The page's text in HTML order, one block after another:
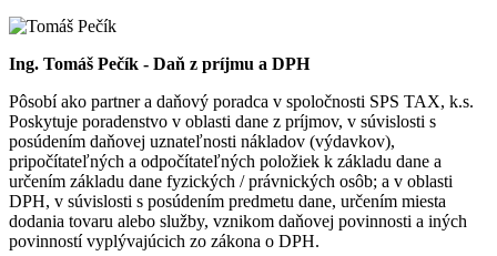
Ing. Tomáš Pečík - Daň z príjmu a DPH
Pôsobí ako partner a daňový poradca v spoločnosti SPS TAX, k.s.
Poskytuje poradenstvo v oblasti dane z príjmov, v súvislosti s
posúdením daňovej uznateľnosti nákladov (výdavkov),
pripočítateľných a odpočítateľných položiek k základu dane a
určením základu dane fyzických / právnických osôb; a v oblasti
DPH, v súvislosti s posúdením predmetu dane, určením miesta
dodania tovaru alebo služby, vznikom daňovej povinnosti a iných
povinností vyplývajúcich zo zákona o DPH.